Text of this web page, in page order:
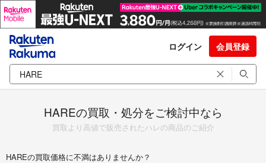
ログイン 会員登録
HAREの買取・処分をご検討中なら
買取より高値で販売されたハレの商品のご紹介
HAREの買取価格に不満はありませんか？